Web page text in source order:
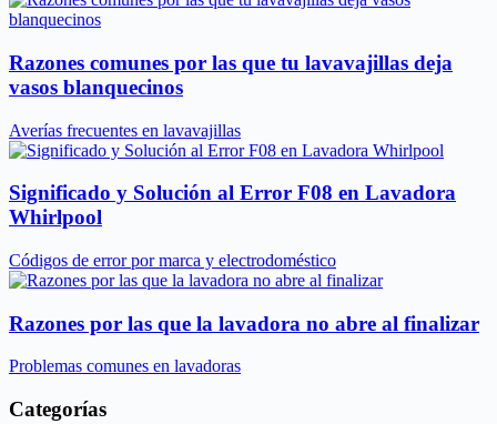
Razones comunes por las que tu lavavajillas deja
vasos blanquecinos
Averías frecuentes en lavavajillas
Significado y Solución al Error F08 en Lavadora
Whirlpool
Códigos de error por marca y electrodoméstico
Razones por las que la lavadora no abre al finalizar
Problemas comunes en lavadoras
Categorías